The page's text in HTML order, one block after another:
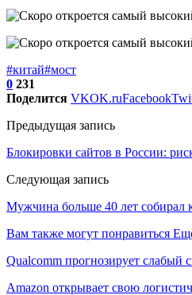
#китай#мост
0 231
Поделится VKOK.ruFacebook
Предыдущая запись
Блокировки сайтов в России:
Следующая запись
Мужчина больше 40 лет собирал
Вам также могут понравиться
Qualcomm прогнозирует слабый
Amazon открывает свою